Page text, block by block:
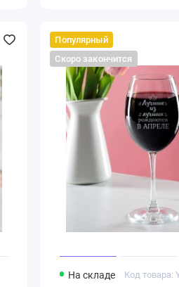
Популярный
Скоро закончится
На складе Код товара: